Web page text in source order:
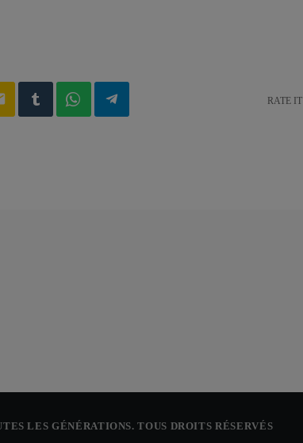
RATE IT
LES GÉNÉRATIONS. TOUS DROITS RÉSERVÉS